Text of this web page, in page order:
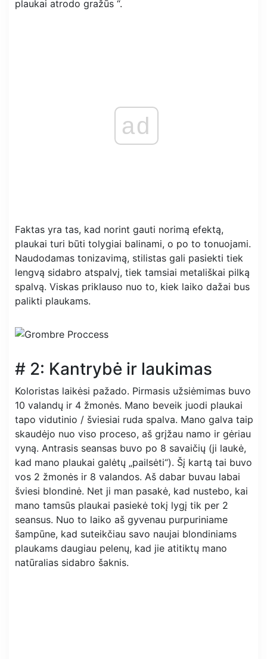
plaukai atrodo gražūs “.
ad
Faktas yra tas, kad norint gauti norimą efektą,
plaukai turi būti tolygiai balinami, o po to tonuojami.
Naudodamas tonizavimą, stilistas gali pasiekti tiek
lengvą sidabro atspalvį, tiek tamsiai metališkai pilką
spalvą. Viskas priklauso nuo to, kiek laiko dažai bus
palikti plaukams.
# 2: Kantrybė ir laukimas
Koloristas laikėsi pažado. Pirmasis užsiėmimas buvo
10 valandų ir 4 žmonės. Mano beveik juodi plaukai
tapo vidutinio / šviesiai ruda spalva. Mano galva taip
skaudėjo nuo viso proceso, aš grįžau namo ir gėriau
vyną. Antrasis seansas buvo po 8 savaičių (ji laukė,
kad mano plaukai galėtų „pailsėti“). Šį kartą tai buvo
vos 2 žmonės ir 8 valandos. Aš dabar buvau labai
šviesi blondinė. Net ji man pasakė, kad nustebo, kai
mano tamsūs plaukai pasiekė tokį lygį tik per 2
seansus. Nuo to laiko aš gyvenau purpuriniame
šampūne, kad suteikčiau savo naujai blondiniams
plaukams daugiau pelenų, kad jie atitiktų mano
natūralias sidabro šaknis.